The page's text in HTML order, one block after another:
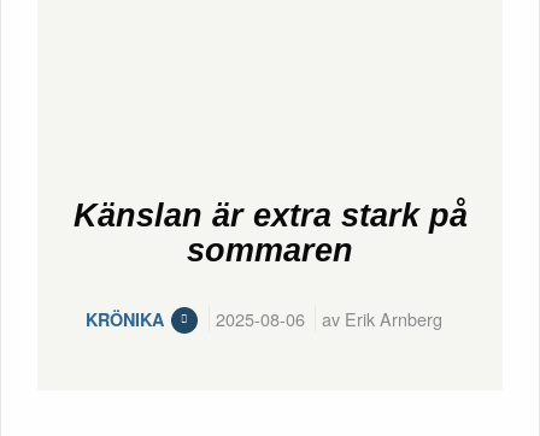
Känslan är extra stark på
sommaren
KRÖNIKA 2025-08-06 av Erik Arnberg